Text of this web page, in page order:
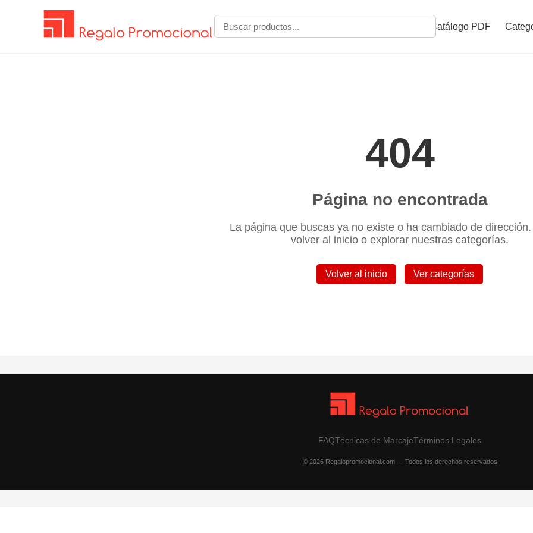
Catálogo PDF
404
Página no encontrada
La página que buscas ya no existe o ha cambiado de
volver al inicio o explorar nuestras categorías.
Volver al inicio Ver categorías
FAQTécnicas de MarcajeTérminos Legales
© 2026 Regalopromocional.com — Todos los derechos reservados